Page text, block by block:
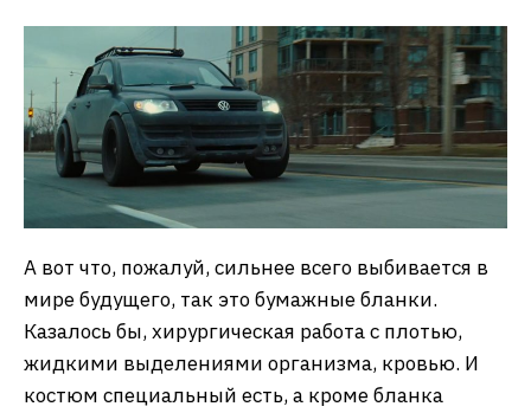
А вот что, пожалуй, сильнее всего выбивается в
мире будущего, так это бумажные бланки.
Казалось бы, хирургическая работа с плотью,
жидкими выделениями организма, кровью. И
костюм специальный есть, а кроме бланка